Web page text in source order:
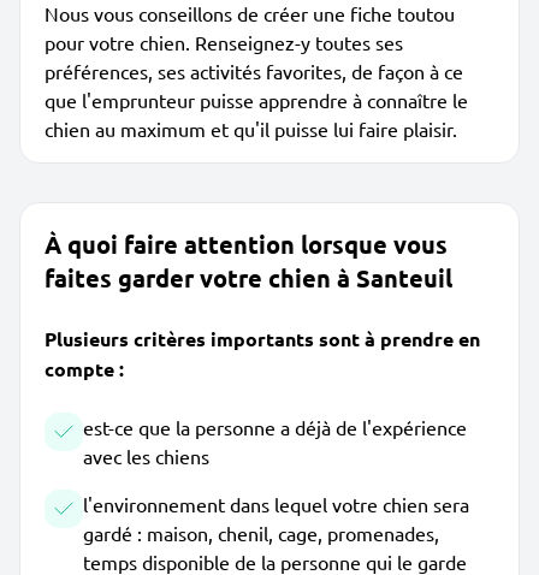
Nous vous conseillons de créer une fiche toutou
pour votre chien. Renseignez-y toutes ses
préférences, ses activités favorites, de façon à ce
que l'emprunteur puisse apprendre à connaître le
chien au maximum et qu'il puisse lui faire plaisir.
À quoi faire attention lorsque vous
faites garder votre chien à Santeuil
Plusieurs critères importants sont à prendre en
compte :
est-ce que la personne a déjà de l'expérience
avec les chiens
l'environnement dans lequel votre chien sera
gardé : maison, chenil, cage, promenades,
temps disponible de la personne qui le garde